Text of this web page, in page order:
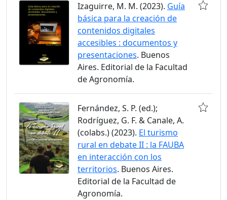
Izaguirre, M. M. (2023). Guía
básica para la creación de
contenidos digitales
accesibles : documentos y
presentaciones. Buenos
Aires. Editorial de la Facultad
de Agronomía.
Fernández, S. P. (ed.);
Rodríguez, G. F. & Canale, A.
(colabs.) (2023). El turismo
rural en debate II : la FAUBA
en interacción con los
territorios. Buenos Aires.
Editorial de la Facultad de
Agronomía.